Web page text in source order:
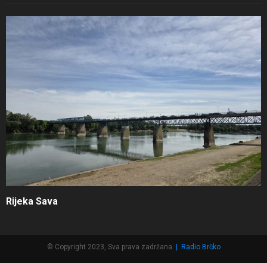
Rijeka Sava
© Copyright 2023, Sva prava zadržana Radio Brčko